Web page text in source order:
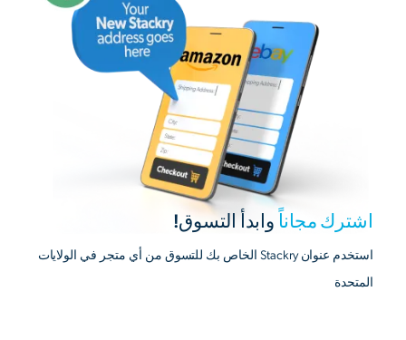
اشترك مجاناً وابدأ التسوق!
استخدم عنوان Stackry الخاص بك للتسوق من أي متجر في الولايات
المتحدة